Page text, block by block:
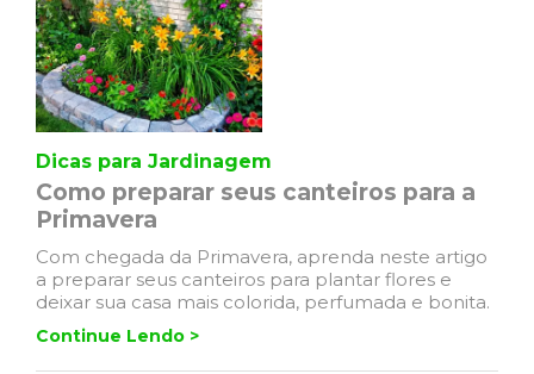
Dicas para Jardinagem
Como preparar seus canteiros para a
Primavera
Com chegada da Primavera, aprenda neste artigo
a preparar seus canteiros para plantar flores e
deixar sua casa mais colorida, perfumada e bonita.
Continue Lendo >